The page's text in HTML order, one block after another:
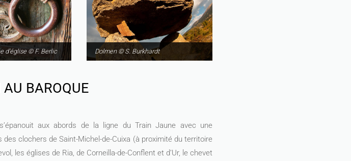
d'église © F. Berlic Dolmen © S. Burkhardt
BAROQUE
aux abords de la ligne du Train Jaune avec une
clochers de Saint-Michel-de-Cuixa (à proximité du territoire
les églises de Ria, de Corneilla-de-Conflent et d’Ur, le chevet